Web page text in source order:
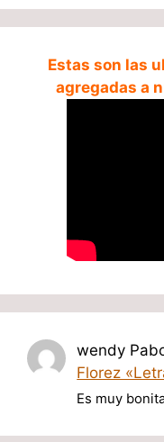
Estas son las
agregadas a
wendy
Florez
Es muy